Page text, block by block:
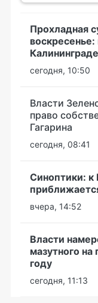
Прохладная
сегодня, 10:50
Власти
право
Гагарина
сегодня, 08:41
Синоптики: к
вчера, 14:52
Власти
мазутного на
году
сегодня, 11:13